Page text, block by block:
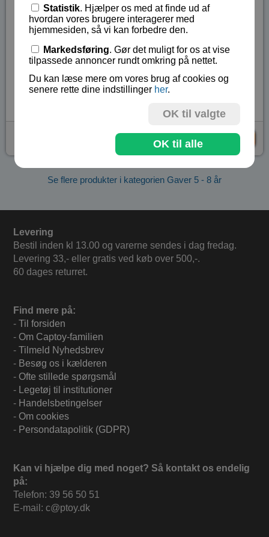
skal der bruges en smartphone til en af aktiviteterne.
Illustreret vejledning samt en forklaring til den voksne
Fra 5 år.
Lagerstatus:På lager
Vare nr.: TOK-2020
Se flere produkter i kategorien Gaver 5 - 8 år
Levering
Bestil inden kl 13.00 og varerne sendes i dag fredag.
Levering 33,- eller gratis ved køb over 500,-.
60 dages returret.
Find mere på:
- Til forsiden
- Om Captoy-familien
- Tilmeld Nyhedsbrev
- Besøg os i kælderen
- Ofte stillede spørgsmål
- Legetøj til institutioner
- Handelsbetingelser
- Om cookies
- Persondatapolitik (GDPR)
Kan vi hjælpe dig med noget? Så kontakt os endelig
på:
Telefon: 39 56 50 51
E-mail: c@ptoy.dk
Statistik. Hjælper os med at finde ud af
hvordan vores brugere interagerer med
hjemmesiden, så vi kan forbedre den.
Markedsføring. Gør det muligt for os at vise
tilpassede annoncer rundt omkring på nettet.
Du kan læse mere om vores brug af cookies og
senere rette dine indstillinger her.
OK til valgte
OK til alle